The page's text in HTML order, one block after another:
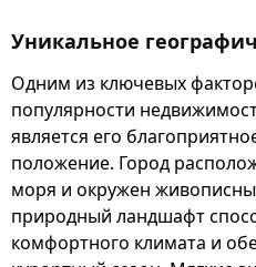
Уникальное
Одним из ключевых
популярности
является его
положение. Город
моря и окружен
природный ландшафт
комфортного климата и